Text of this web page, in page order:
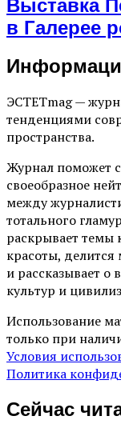
Выставка
в Галерее
ЭСТЕТmag —
тенденциями
пространства.
Журнал поможет
своеобразное
между
тотального
раскрывает темы
красоты,
и рассказывает о
культур и
Использование
только при
Условия
Политика
Сейчас